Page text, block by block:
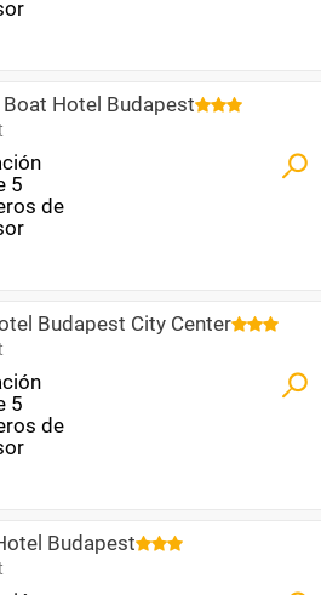
Boat Hotel Budapest
Budapest City Center
Budapest